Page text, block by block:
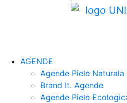
AGENDE
Agende Piele
Brand It. Agende
Agende Piele